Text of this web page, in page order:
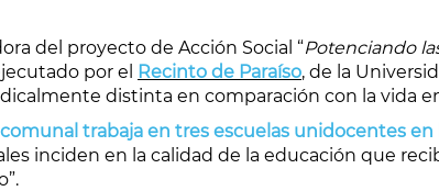
del proyecto de Acción Social “Potenciando
por el Recinto de Paraíso, de la
distinta en comparación con la vida
trabaja en tres escuelas unidocentes en
inciden en la calidad de la educación que